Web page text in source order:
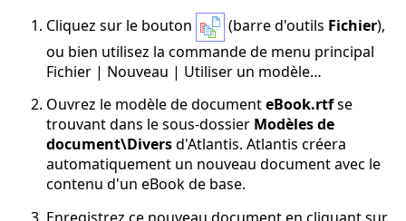
Cliquez sur le bouton
(barre d'outils Fichier),
ou bien utilisez la commande de menu principal
Fichier | Nouveau | Utiliser un modèle…
Ouvrez le modèle de documenteBook.rtfse
trouvant dans le sous-dossier Modèles de
document\Diversd'Atlantis. Atlantis créera
automatiquement un nouveau document avec le
contenu d'un eBook de base.